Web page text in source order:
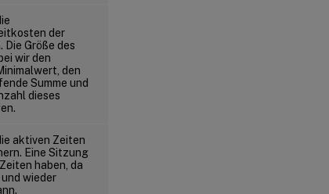
der
Größe des
wir den
den
Summe und
dieses
aktiven Zeiten
Eine Sitzung
haben, da
wieder